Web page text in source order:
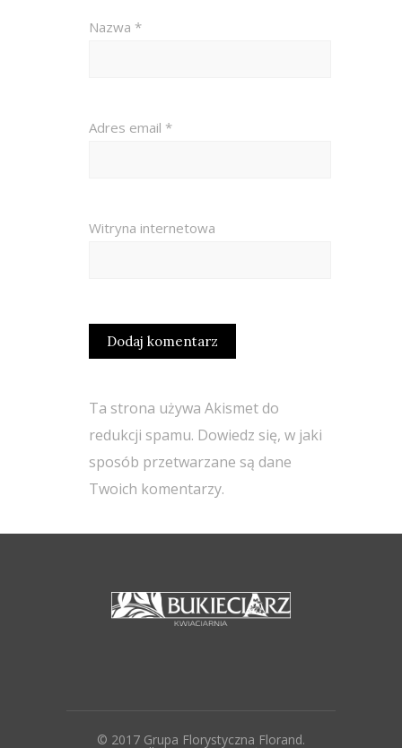
Nazwa *
Adres email *
Witryna internetowa
Ta strona używa Akismet do
redukcji spamu. Dowiedz się, w jaki
sposób przetwarzane są dane
Twoich komentarzy.
© 2017 Grupa Florystyczna Florand.